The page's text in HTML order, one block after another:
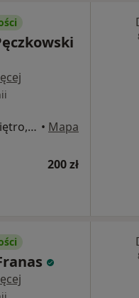
Łagiewnicka 54/56 Budynek B, 1 piętro, pokój 1.14, Łódź • Mapa
200 zł